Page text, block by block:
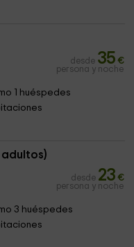
desde 35 €
persona y noche
1 huéspedes
desde 23 €
persona y noche
3 huéspedes